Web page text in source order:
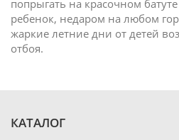
попрыгать на красочном
ребенок, недаром на любом
жаркие летние дни от детей
отбоя.
КАТАЛОГ